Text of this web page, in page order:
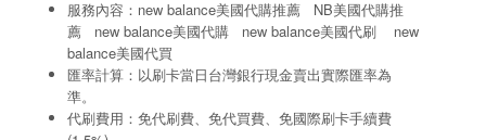
聯絡方式
服務內容：new balance美國代購推薦 NB美國代購推
薦 new balance美國代購
new balance美國代刷
new
balance美國代買
匯率計算：以刷卡當日台灣銀行現金賣出實際匯率為
準。
代刷費用：免代刷費、免代買費、免國際刷卡手續費